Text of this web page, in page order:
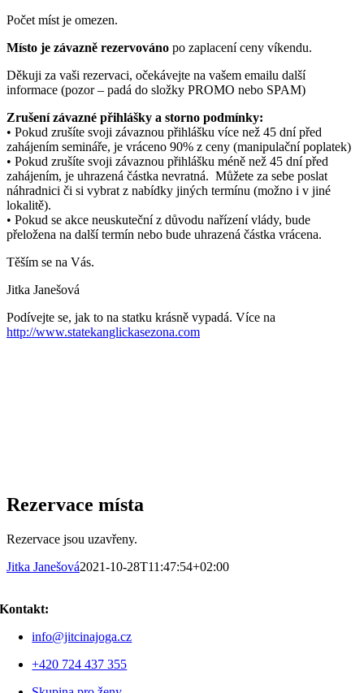
Počet míst je omezen.
Místo je závazně rezervováno po zaplacení ceny víkendu.
Děkuji za vaši rezervaci, očekávejte na vašem emailu další
informace (pozor – padá do složky PROMO nebo SPAM)
Zrušení závazné přihlášky a storno podmínky:
• Pokud zrušíte svoji závaznou přihlášku více než 45 dní před
zahájením semináře, je vráceno 90% z ceny (manipulační poplatek)
• Pokud zrušíte svoji závaznou přihlášku méně než 45 dní před
zahájením, je uhrazená částka nevratná. Můžete za sebe poslat
náhradnici či si vybrat z nabídky jiných termínu (možno i v jiné
lokalitě).
• Pokud se akce neuskuteční z důvodu nařízení vlády, bude
přeložena na další termín nebo bude uhrazená částka vrácena.
Těším se na Vás.
Jitka Janešová
Podívejte se, jak to na statku krásně vypadá. Více na
http://www.statekanglickasezona.com
Rezervace místa
Rezervace jsou uzavřeny.
Jitka Janešová2021-10-28T11:47:54+02:00
Kontakt:
info@jitcinajoga.cz
+420 724 437 355